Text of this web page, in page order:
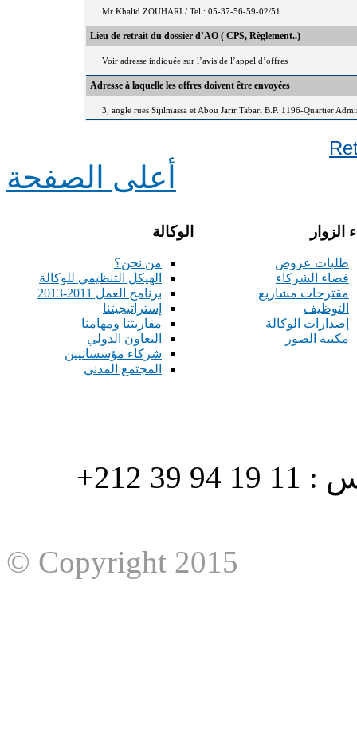
Mr Khalid ZOUHARI / Tel : 05-37-56-59-02/51
Lieu de retrait du dossier d’AO ( CPS, Règlement..)
Voir adresse indiquée sur l’avis de l’appel d’offres
Adresse à laquelle les offres doivent être envoyées
3, angle rues Sijilmassa et Abou Jarir Tabari B.P. 1196-Quartier
أعلى الصفحة
الوكالة
من نحن؟
الهيكل التنظيمي للوكالة
برنامج العمل 2011-2013
إستراتيجيتنا
مقاربتنا ومهامنا
التعاون الدولي
شركاء مؤسساتيين
المجتمع المدني
الزوار
طلبات عروض
فضاء الشركاء
مقترحات مشاريع
التوظيف
إصدارات الوكالة
مكتبة الصور
هاتف : 90/88 32 94 39 212+ فاكس : 11 19 94 39 212+
© Copyright 2015